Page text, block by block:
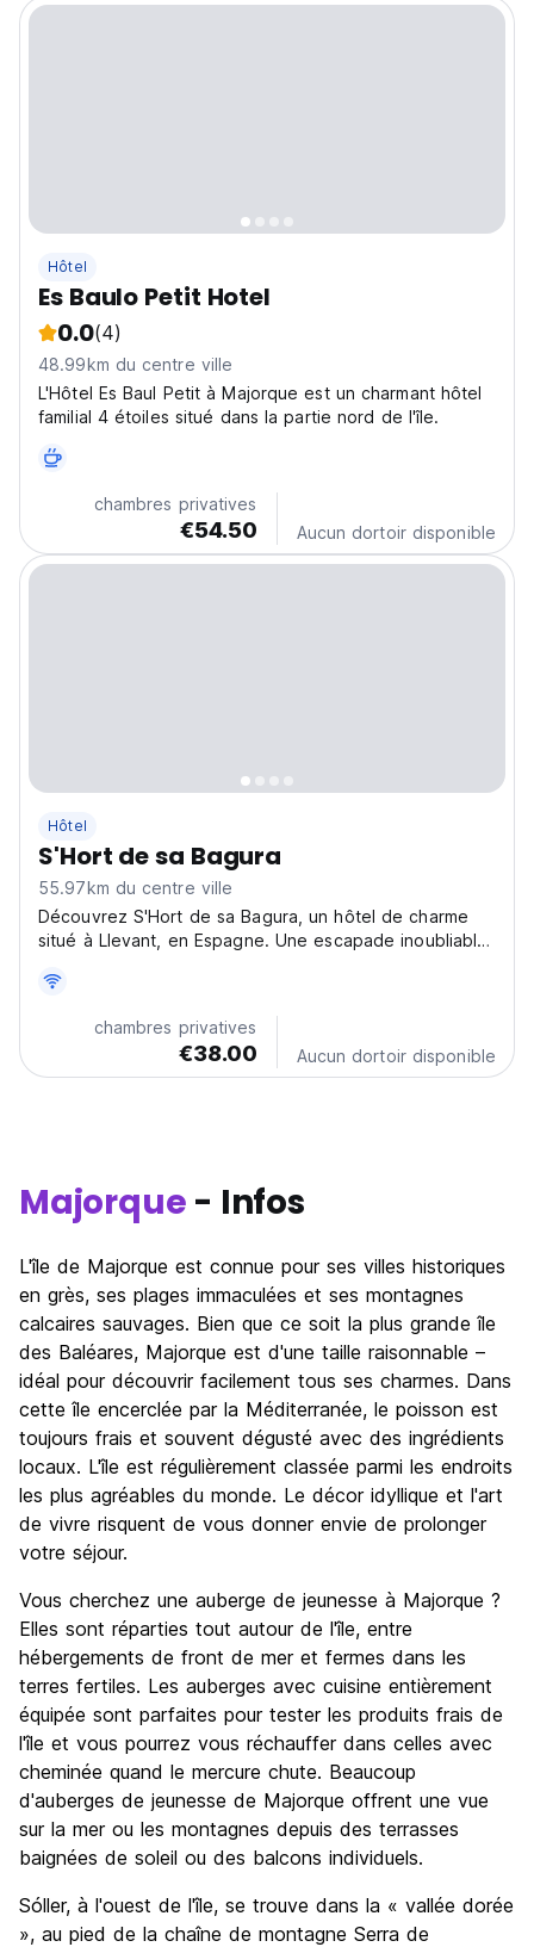
Hôtel
Es Baulo Petit Hotel
0.0(4)
48.99km du centre ville
L'Hôtel Es Baul Petit à Majorque est un charmant hôtel
familial 4 étoiles situé dans la partie nord de l'île.
chambres privatives
€54.50 Aucun dortoir disponible
Hôtel
S'Hort de sa Bagura
55.97km du centre ville
Découvrez S'Hort de sa Bagura, un hôtel de charme
situé à Llevant, en Espagne. Une escapade inoubliable
paysage méditerranéen. (Auto-translated from original
chambres privatives
€38.00 Aucun dortoir disponible
Majorque - Infos
L'île de Majorque est connue pour ses villes historiques
en grès, ses plages immaculées et ses montagnes
calcaires sauvages. Bien que ce soit la plus grande île
des Baléares, Majorque est d'une taille raisonnable –
idéal pour découvrir facilement tous ses charmes. Dans
cette île encerclée par la Méditerranée, le poisson est
toujours frais et souvent dégusté avec des ingrédients
locaux. L'île est régulièrement classée parmi les endroits
les plus agréables du monde. Le décor idyllique et l'art
de vivre risquent de vous donner envie de prolonger
votre séjour.
Vous cherchez une auberge de jeunesse à Majorque ?
Elles sont réparties tout autour de l'île, entre
hébergements de front de mer et fermes dans les
terres fertiles. Les auberges avec cuisine entièrement
équipée sont parfaites pour tester les produits frais de
l'île et vous pourrez vous réchauffer dans celles avec
cheminée quand le mercure chute. Beaucoup
d'auberges de jeunesse de Majorque offrent une vue
sur la mer ou les montagnes depuis des terrasses
baignées de soleil ou des balcons individuels.
Sóller, à l'ouest de l'île, se trouve dans la « vallée dorée
», au pied de la chaîne de montagne Serra de